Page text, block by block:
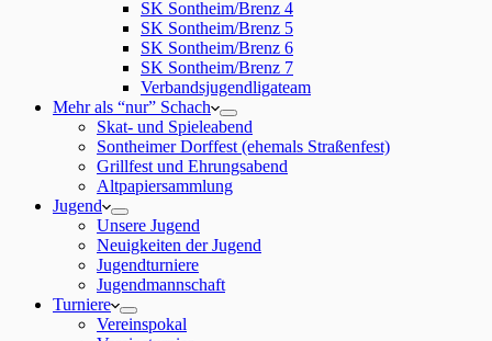
SK Sontheim/Brenz 4
SK Sontheim/Brenz 5
SK Sontheim/Brenz 6
SK Sontheim/Brenz 7
Verbandsjugendligateam
Mehr als “nur” Schach
Skat- und Spieleabend
Sontheimer Dorffest (ehemals Straßenfest)
Grillfest und Ehrungsabend
Altpapiersammlung
Jugend
Unsere Jugend
Neuigkeiten der Jugend
Jugendturniere
Jugendmannschaft
Turniere
Vereinspokal